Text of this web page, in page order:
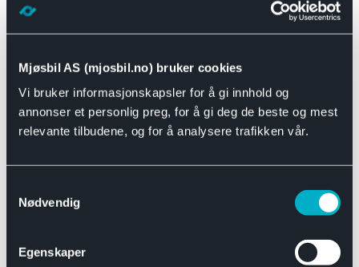
Mjøsbil AS (mjosbil.no) bruker cookies
Vi bruker informasjonskapsler for å gi innhold og
annonser et personlig preg, for å gi deg de beste og mest
relevante tilbudene, og for å analysere trafikken vår.
Nødvendig
Egenskaper
Motor og drivverk
Se alle Universal
Bremsedeler
Se alle Bremsedeler
Bremsenippler
Drivline og motor
Se alle Drivline og motor
Eksosanlegg